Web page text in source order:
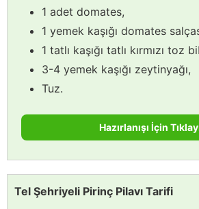
1 adet domates,
1 yemek kaşığı domates
1 tatlı kaşığı tatlı kırmızı toz
3-4 yemek kaşığı zeytinyağı,
Tuz.
Hazırlanışı İçin
Tel Şehriyeli Pirinç Pilavı Tarifi